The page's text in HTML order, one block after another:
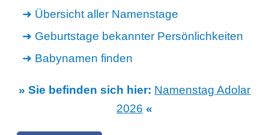
Übersicht aller Namenstage
Geburtstage bekannter Persönlichkeiten
Babynamen finden
» Sie befinden sich hier: Namenstag Adolar
2026 «